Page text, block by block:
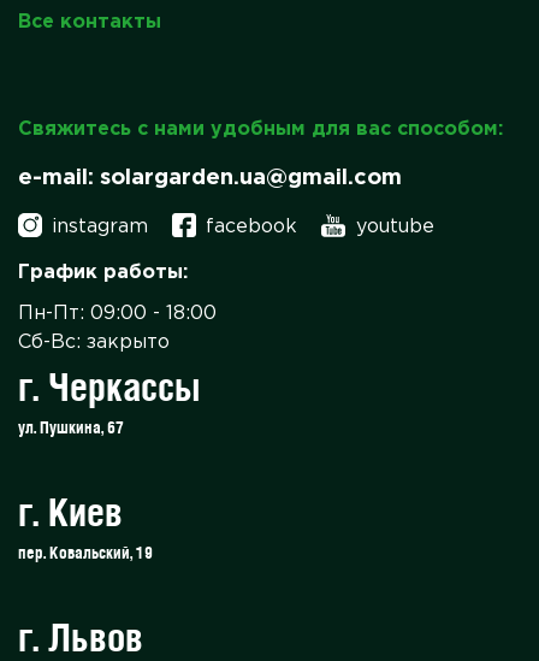
Все контакты
Свяжитесь с нами удобным для вас способом:
e-mail: solargarden.ua@gmail.com
instagram facebook youtube
График работы:
Пн-Пт: 09:00 - 18:00
Сб-Вс: закрыто
г. Черкассы
ул. Пушкина, 67
г. Киев
пер. Ковальский, 19
г. Львов